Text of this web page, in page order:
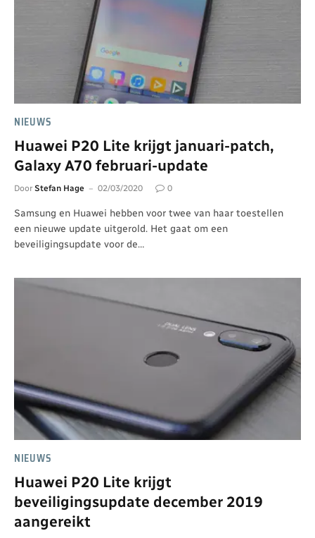
NIEUWS
Huawei P20 Lite krijgt januari-patch,
Galaxy A70 februari-update
Door Stefan Hage 02/03/2020 0
Samsung en Huawei hebben voor twee van haar toestellen
een nieuwe update uitgerold. Het gaat om een
beveiligingsupdate voor de…
NIEUWS
Huawei P20 Lite krijgt
beveiligingsupdate december 2019
aangereikt